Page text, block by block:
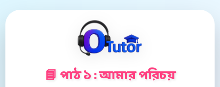
📘 পাঠ ১ : আমার পরিচয়